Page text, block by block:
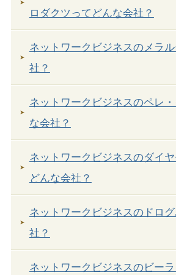
ロダクツってどんな会社？
ネットワークビジネスのメラ
社？
ネットワークビジネスのペレ
な会社？
ネットワークビジネスのダイ
どんな会社？
ネットワークビジネスのドロ
社？
ネットワークビジネスのビー